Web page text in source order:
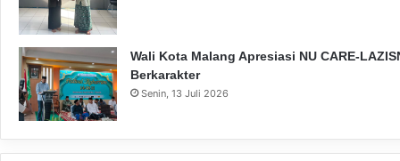
Wali Kota Malang Apresiasi NU CARE-
Berkarakter
Senin, 13 Juli 2026